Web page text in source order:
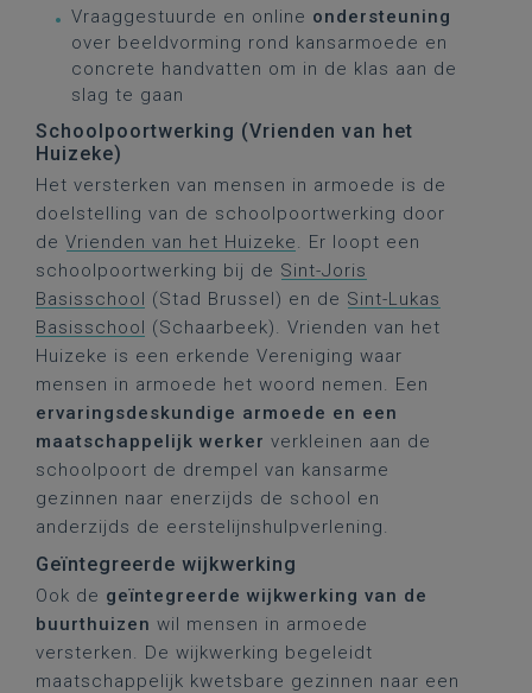
Vraaggestuurde en online ondersteuning
over beeldvorming rond kansarmoede en
concrete handvatten om in de klas aan de
slag te gaan
Schoolpoortwerking (Vrienden van het
Huizeke)
Het versterken van mensen in armoede is de
doelstelling van de schoolpoortwerking door
de Vrienden van het Huizeke. Er loopt een
schoolpoortwerking bij de Sint-Joris
Basisschool (Stad Brussel) en de Sint-Lukas
Basisschool (Schaarbeek). Vrienden van het
Huizeke is een erkende Vereniging waar
mensen in armoede het woord nemen. Een
ervaringsdeskundige armoede en een
maatschappelijk werker verkleinen aan de
schoolpoort de drempel van kansarme
gezinnen naar enerzijds de school en
anderzijds de eerstelijnshulpverlening.
Geïntegreerde wijkwerking
Ook de geïntegreerde wijkwerking van de
buurthuizen wil mensen in armoede
versterken. De wijkwerking begeleidt
maatschappelijk kwetsbare gezinnen naar een